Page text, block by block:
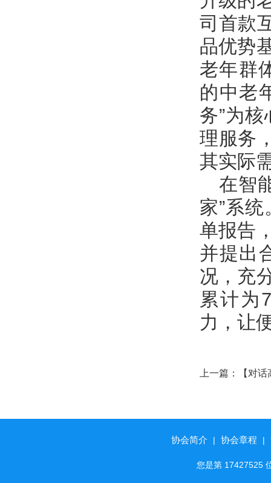
司首款
品优势
老年群
的中老
务”为
理服务
其实际
在智
家”系
单报告
并提出
况，充
累计为
力，让
上一篇：
【对
协会简介 | 协会章程 |
您是第 17427525